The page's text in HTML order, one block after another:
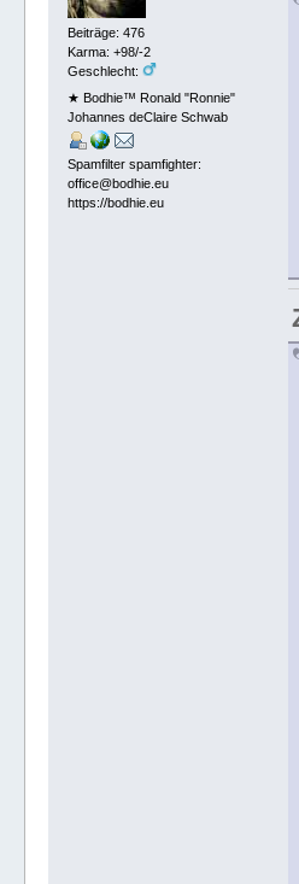
Beiträge: 476
Karma: +98/-2
Geschlecht:
★ Bodhie™ Ronald "Ronnie"
Johannes deClaire Schwab
Spamfilter spamfighter:
office@bodhie.eu
https://bodhie.eu